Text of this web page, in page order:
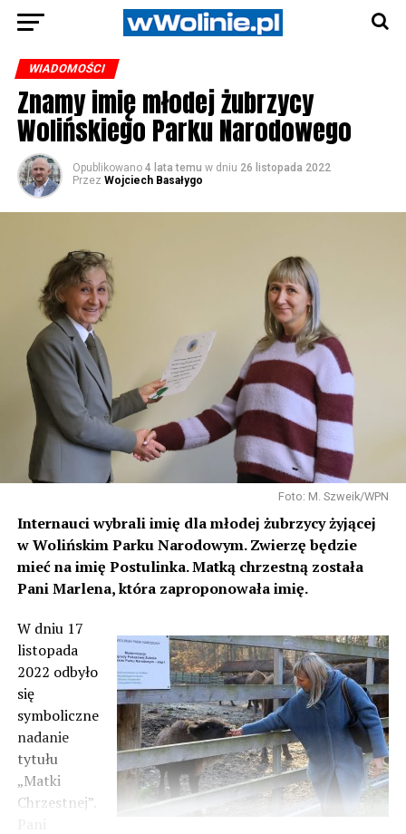
WIADOMOŚCI
Znamy imię młodej żubrzycy
Wolińskiego Parku Narodowego
Opublikowano 4 lata temu w dniu 26 listopada 2022
Przez Wojciech Basałygo
Foto: M. Szweik/WPN
Internauci wybrali imię dla młodej żubrzycy żyjącej
w Wolińskim Parku Narodowym. Zwierzę będzie
mieć na imię Postulinka. Matką chrzestną została
Pani Marlena, która zaproponowała imię.
W dniu 17
listopada
2022 odbyło
się
symboliczne
nadanie
tytułu
„Matki
Chrzestnej”.